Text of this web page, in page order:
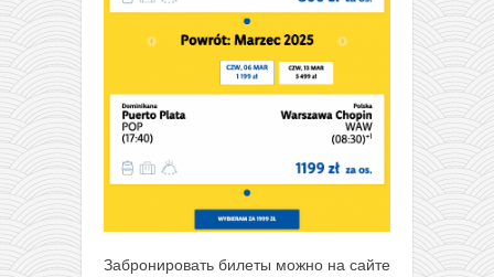
Забронировать билеты можно на сайте